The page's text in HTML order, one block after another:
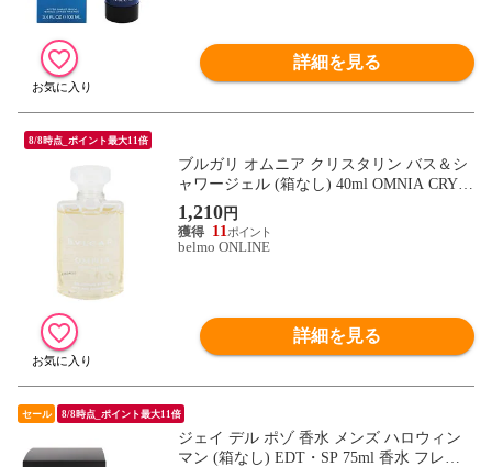
詳細を見る
8/8時点_ポイント最大11倍
ブルガリ オムニア クリスタリン バス＆シ
ャワージェル (箱なし) 40ml OMNIA CRYS
TALLINE BATH AND SHOWER GEL BVL
GARI 新品 未使用
1,210円
11
belmo ONLINE
詳細を見る
セール 8/8時点_ポイント最大11倍
ジェイ デル ポゾ 香水 メンズ ハロウィン
マン (箱なし) EDT・SP 75ml 香水 フレグ